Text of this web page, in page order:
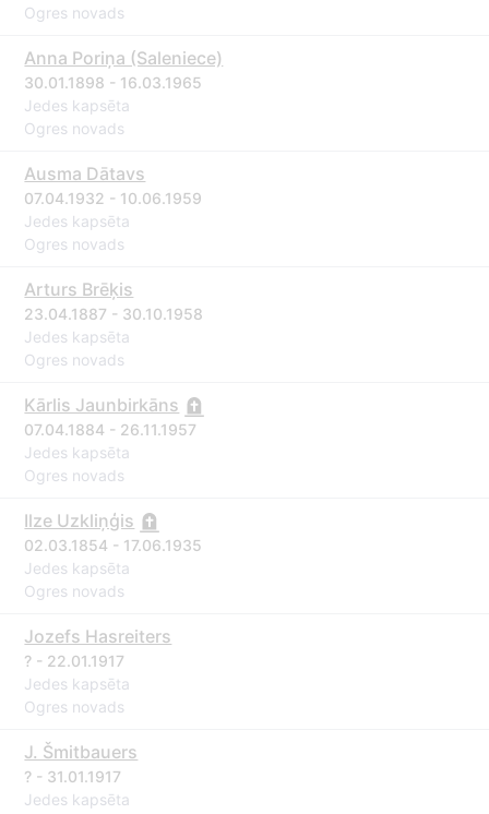
Ogres novads
Anna Poriņa (Saleniece)
30.01.1898 - 16.03.1965
Jedes kapsēta
Ogres novads
Ausma Dātavs
07.04.1932 - 10.06.1959
Jedes kapsēta
Ogres novads
Arturs Brēķis
23.04.1887 - 30.10.1958
Jedes kapsēta
Ogres novads
Kārlis Jaunbirkāns
07.04.1884 - 26.11.1957
Jedes kapsēta
Ogres novads
Ilze Uzkliņģis
02.03.1854 - 17.06.1935
Jedes kapsēta
Ogres novads
Jozefs Hasreiters
? - 22.01.1917
Jedes kapsēta
Ogres novads
J. Šmitbauers
? - 31.01.1917
Jedes kapsēta